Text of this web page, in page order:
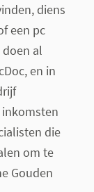
diens
een pc
al
en in
die
om te
Gouden